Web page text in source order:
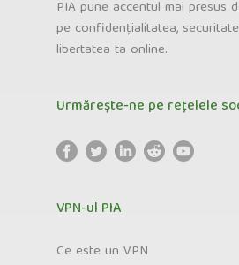
PIA pune accentul mai presus
pe confidențialitatea,
libertatea ta online.
Urmărește-ne pe rețelele
VPN-ul PIA
Ce este un VPN